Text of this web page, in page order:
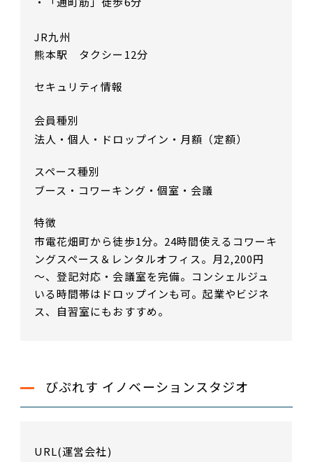
JR九州
熊本駅 タクシー12分
セキュリティ情報
会員種別
法人・個人・ドロップイン・月額（定額）
スペース種別
ブース・コワーキング・個室・会議
特徴
市電花畑町から徒歩1分。24時間使えるコワーキ
ングスペース＆レンタルオフィス。月2,200円
～、登記対応・会議室を完備。コンシェルジュ
いる時間帯はドロップインも可。起業やビジネ
ス、自習室にもおすすめ。
びぷれす イノベーションスタジオ
URL(運営会社)